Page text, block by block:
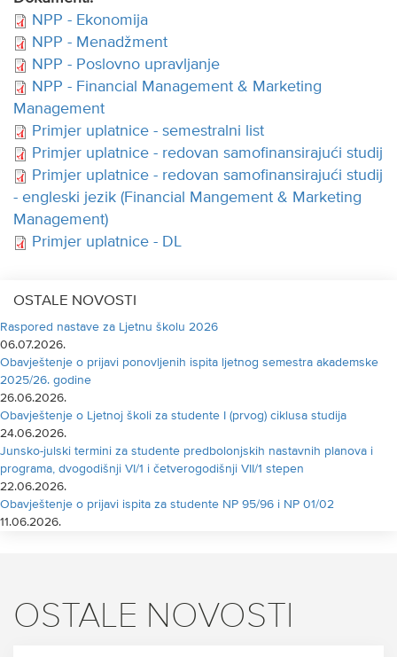
NPP - Ekonomija
NPP - Menadžment
NPP - Poslovno upravljanje
NPP - Financial Management & Marketing
Management
Primjer uplatnice - semestralni list
Primjer uplatnice - redovan samofinansirajući studij
Primjer uplatnice - redovan samofinansirajući studij
- engleski jezik (Financial Mangement & Marketing
Management)
Primjer uplatnice - DL
OSTALE NOVOSTI
Raspored nastave za Ljetnu školu 2026
06.07.2026.
Obavještenje o prijavi ponovljenih ispita ljetnog semestra akademske
2025/26. godine
26.06.2026.
Obavještenje o Ljetnoj školi za studente I (prvog) ciklusa studija
24.06.2026.
Junsko-julski termini za studente predbolonjskih nastavnih planova i
programa, dvogodišnji VI/1 i četverogodišnji VII/1 stepen
22.06.2026.
Obavještenje o prijavi ispita za studente NP 95/96 i NP 01/02
11.06.2026.
OSTALE NOVOSTI